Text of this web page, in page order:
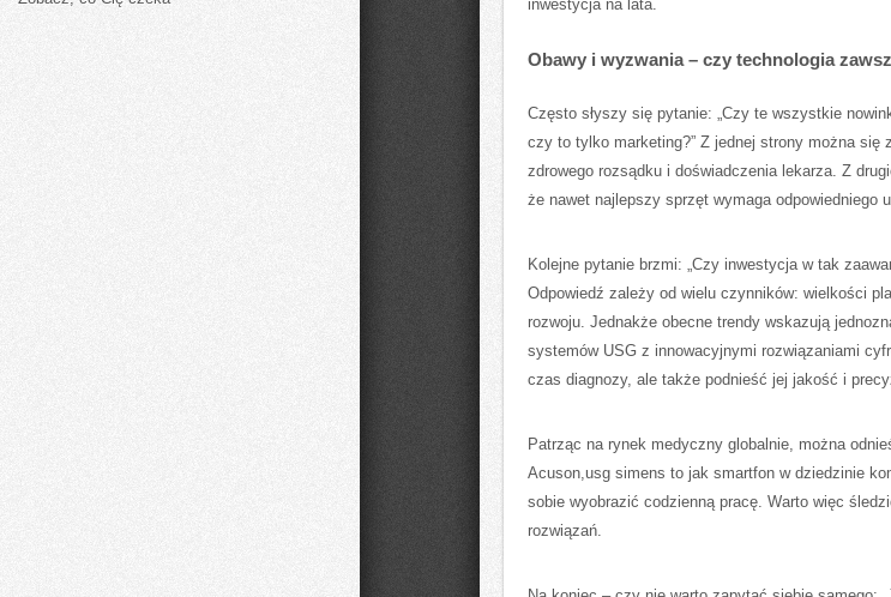
inwestycja na lata.
Obawy i wyzwania – czy technologia
Często słyszy się pytanie: „Czy te wszystkie
czy to tylko marketing?” Z jednej strony można się
zdrowego rozsądku i doświadczenia lekarza. Z
że nawet najlepszy sprzęt wymaga odpowiedniego
Kolejne pytanie brzmi: „Czy inwestycja w tak
Odpowiedź zależy od wielu czynników: wielkości
rozwoju. Jednakże obecne trendy wskazują
systemów USG z innowacyjnymi rozwiązaniami
czas diagnozy, ale także podnieść jej jakość i
Patrząc na rynek medyczny globalnie, można
Acuson,usg simens to jak smartfon w dziedzinie
sobie wyobrazić codzienną pracę. Warto więc
rozwiązań.